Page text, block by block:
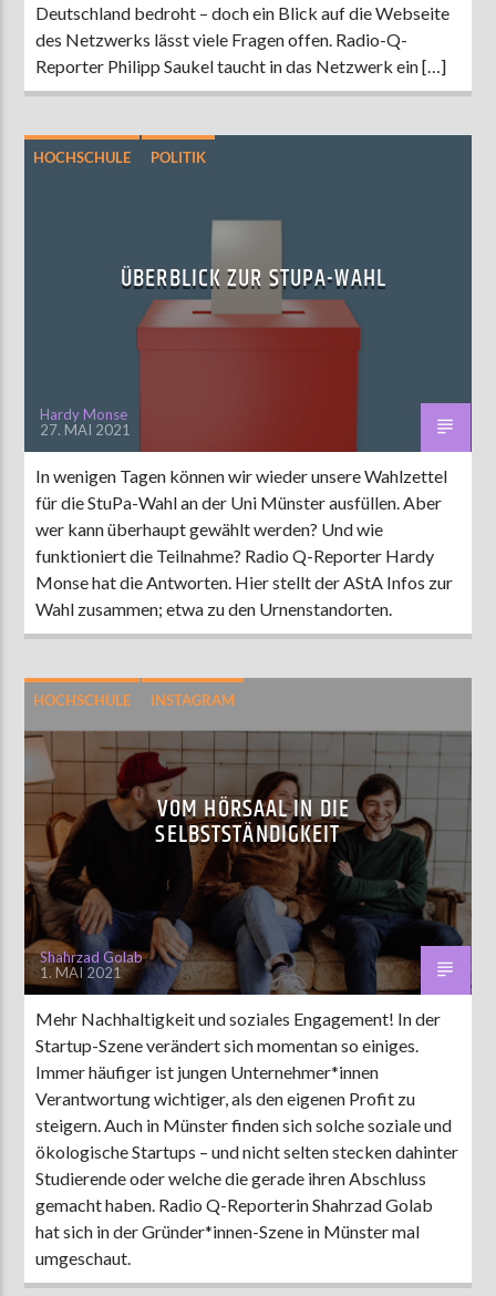
Deutschland bedroht – doch ein Blick auf die Webseite
des Netzwerks lässt viele Fragen offen. Radio-Q-
Reporter Philipp Saukel taucht in das Netzwerk ein […]
HOCHSCHULE POLITIK
ÜBERBLICK ZUR STUPA-WAHL
Hardy Monse
27. MAI 2021
In wenigen Tagen können wir wieder unsere Wahlzettel
für die StuPa-Wahl an der Uni Münster ausfüllen. Aber
wer kann überhaupt gewählt werden? Und wie
funktioniert die Teilnahme? Radio Q-Reporter Hardy
Monse hat die Antworten. Hier stellt der AStA Infos zur
Wahl zusammen; etwa zu den Urnenstandorten.
HOCHSCHULE INSTAGRAM
LEBEN UND FREIZEIT
VOM HÖRSAAL IN DIE
SELBSTSTÄNDIGKEIT
Shahrzad Golab
1. MAI 2021
Mehr Nachhaltigkeit und soziales Engagement! In der
Startup-Szene verändert sich momentan so einiges.
Immer häufiger ist jungen Unternehmer*innen
Verantwortung wichtiger, als den eigenen Profit zu
steigern. Auch in Münster finden sich solche soziale und
ökologische Startups – und nicht selten stecken dahinter
Studierende oder welche die gerade ihren Abschluss
gemacht haben. Radio Q-Reporterin Shahrzad Golab
hat sich in der Gründer*innen-Szene in Münster mal
umgeschaut.